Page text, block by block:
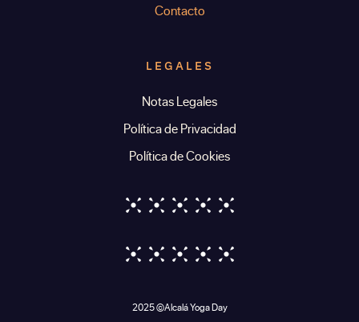
Contacto
LEGALES
Notas Legales
Política de Privacidad
Política de Cookies
2025 ©Alcalá Yoga Day